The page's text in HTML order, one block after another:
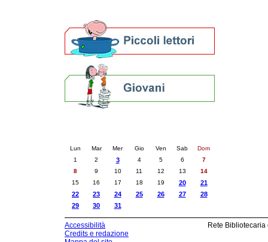
Lun Mar Mer Gio Ven Sab
Dom
1
2 3 4 5 6
7
8
9 10 11 12 13
14
15
16 17 18 19 20
21
22
23 24 25 26 27
28
29
30 31
Accessibilità
Credits e redazione
Rete